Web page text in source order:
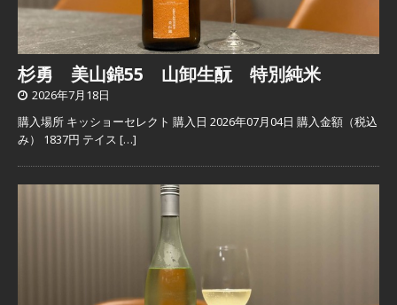
杉勇 美山錦55 山卸生酛 特別純米
2026年7月18日
購入場所 キッショーセレクト 購入日 2026年07月04日 購入金額（税込
み） 1837円 テイス […]